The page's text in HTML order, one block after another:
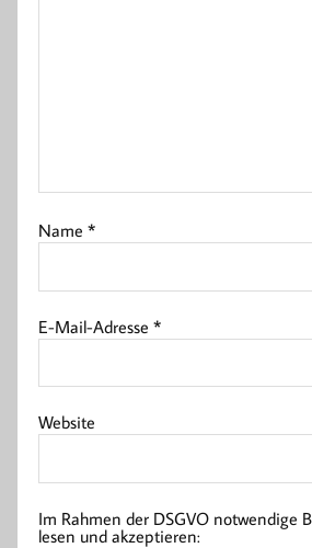
Name*
E-Mail-Adresse*
Website
Im Rahmen der DSGVO notwendige
lesen und akzeptieren: